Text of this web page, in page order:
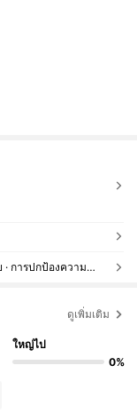
มีบริการเก็บเงินปลายทาง · การชำระเงินที่ปลอดภัย · การปกป้องความเป็นส่วนตัว
ดูเพิ่มเติม
ใหญ่ไป
0%